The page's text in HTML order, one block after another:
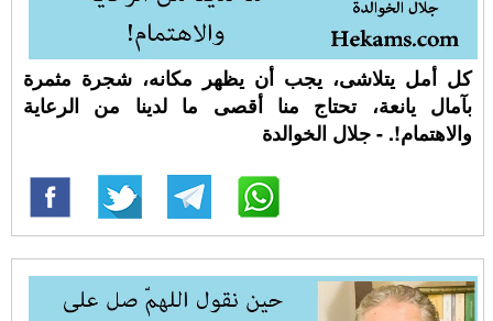
كل أمل يتلاشى، يجب أن يظهر مكانه، شجرة مثمرة
بآمال يانعة، تحتاج منا أقصى ما لدينا من الرعاية
والاهتمام!. - جلال الخوالدة